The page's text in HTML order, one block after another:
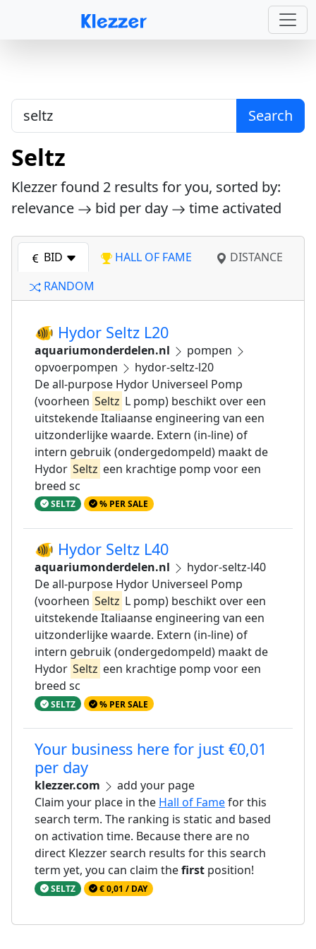
Search
Seltz
Klezzer found 2 results for you, sorted by:
relevance
bid per day time activated
BID HALL OF FAME
DISTANCE
RANDOM
🐠 Hydor Seltz L20
aquariumonderdelen.nl
pompen
opvoerpompen
hydor-seltz-l20
De all-purpose Hydor Universeel Pomp
(voorheen Seltz L pomp) beschikt over een
uitstekende Italiaanse engineering van een
uitzonderlijke waarde. Extern (in-line) of
intern gebruik (ondergedompeld) maakt de
Hydor Seltz een krachtige pomp voor een
breed sc
SELTZ % PER SALE
🐠 Hydor Seltz L40
aquariumonderdelen.nl
hydor-seltz-l40
De all-purpose Hydor Universeel Pomp
(voorheen Seltz L pomp) beschikt over een
uitstekende Italiaanse engineering van een
uitzonderlijke waarde. Extern (in-line) of
intern gebruik (ondergedompeld) maakt de
Hydor Seltz een krachtige pomp voor een
breed sc
SELTZ % PER SALE
Your business here for just €0,01
per day
klezzer.com
add your page
Claim your place in the Hall of Famefor this
search term. The ranking is static and based
on activation time. Because there are no
direct Klezzer search results for this search
term yet, you can claim thefirst position!
SELTZ € 0,01 / DAY